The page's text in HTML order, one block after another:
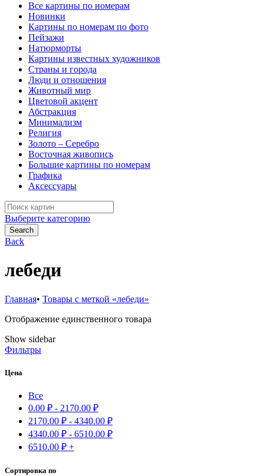
Все картины по номерам
Новинки
Картины по номерам по фото
Пейзажи
Натюрморты
Картины известных художников
Страны и города
Люди и отношения
Животный мир
Цветовой акцент
Абстракция
Минимализм
Религия
Золото – Серебро
Восточная живопись
Большие картины по номерам
Графика
Аксессуары
Search
for:
Выберите категорию
Search
Back
лебеди
Главная• Товары с меткой «лебеди»
Отображение единственного товара
Show sidebar
Фильтры
Цена
Все
0.00 ₽ - 2170.00 ₽
2170.00 ₽ - 4340.00 ₽
4340.00 ₽ - 6510.00 ₽
6510.00 ₽ +
Сортировка по